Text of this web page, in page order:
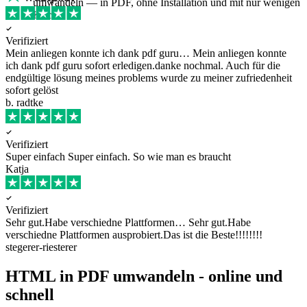
Klicks.
Verifiziert
Mein anliegen konnte ich dank pdf guru… Mein anliegen konnte
ich dank pdf guru sofort erledigen.danke nochmal. Auch für die
endgültige lösung meines problems wurde zu meiner zufriedenheit
sofort gelöst
b. radtke
Verifiziert
Super einfach Super einfach. So wie man es braucht
Katja
Verifiziert
Sehr gut.Habe verschiedne Plattformen… Sehr gut.Habe
verschiedne Plattformen ausprobiert.Das ist die Beste!!!!!!!!
stegerer-riesterer
HTML in PDF umwandeln - online und
schnell